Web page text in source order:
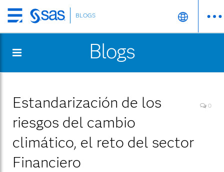
Skip
to
content
BLOGS
Blogs
Estandarización de los
riesgos del cambio
climático, el reto del sector
Financiero
0